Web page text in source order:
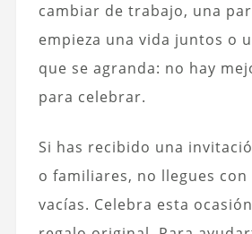
cambiar de trabajo, una
empieza una vida juntos o
que se agranda: no hay
para celebrar.
Si has recibido una
o familiares, no llegues con
vacías. Celebra esta